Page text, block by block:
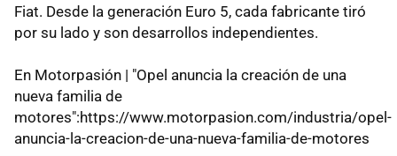
Fiat. Desde la generación Euro 5, cada fabricante tiró
por su lado y son desarrollos independientes.
En Motorpasión | "Opel anuncia la creación de una
nueva familia de
motores":https://www.motorpasion.com/industria/opel-
anuncia-la-creacion-de-una-nueva-familia-de-motores